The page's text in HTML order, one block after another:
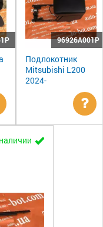
96926A001P
Подлокотник
Mitsubishi L200
2024-